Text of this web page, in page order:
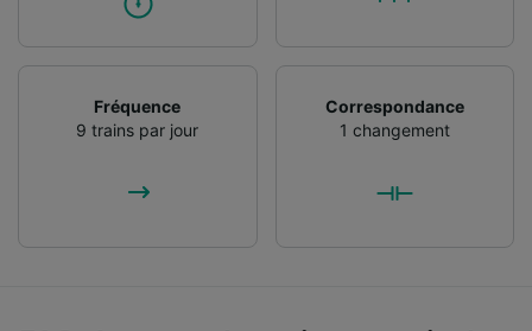
Fréquence
9 trains par jour
Correspondance
1 changement